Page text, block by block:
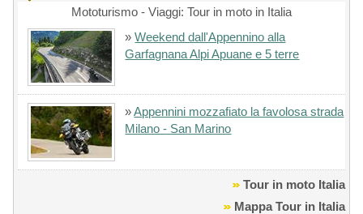
Mototurismo - Viaggi: Tour in moto in Italia
»Weekend dall'Appennino alla
Garfagnana Alpi Apuane e 5 terre
»Appennini mozzafiato la favolosa strada
Milano - San Marino
Tour in moto Italia
Mappa Tour in Italia